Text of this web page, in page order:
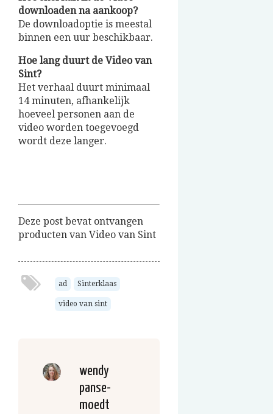
downloaden na aankoop?
De downloadoptie is meestal
binnen een uur beschikbaar.
Hoe lang duurt de Video van
Sint?
Het verhaal duurt minimaal
14 minuten, afhankelijk
hoeveel personen aan de
video worden toegevoegd
wordt deze langer.
Deze post bevat ontvangen
producten van Video van Sint
ad Sinterklaas
video van sint
wendy
panse-
moedt